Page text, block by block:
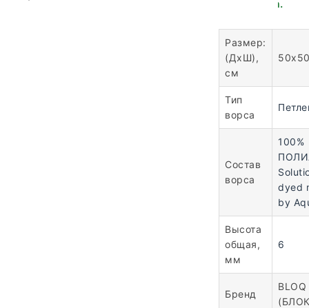
для заказа.
Размер:
(ДхШ),
см
Тип
ворса
Состав
ворса
100%
dyed
by
Высота
общая,
мм
6
Бренд
BLOQ